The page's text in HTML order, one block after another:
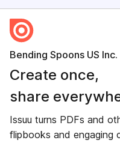
Bending Spoons US Inc.
Create once,
share
Issuu turns PDFs and
flipbooks and engaging